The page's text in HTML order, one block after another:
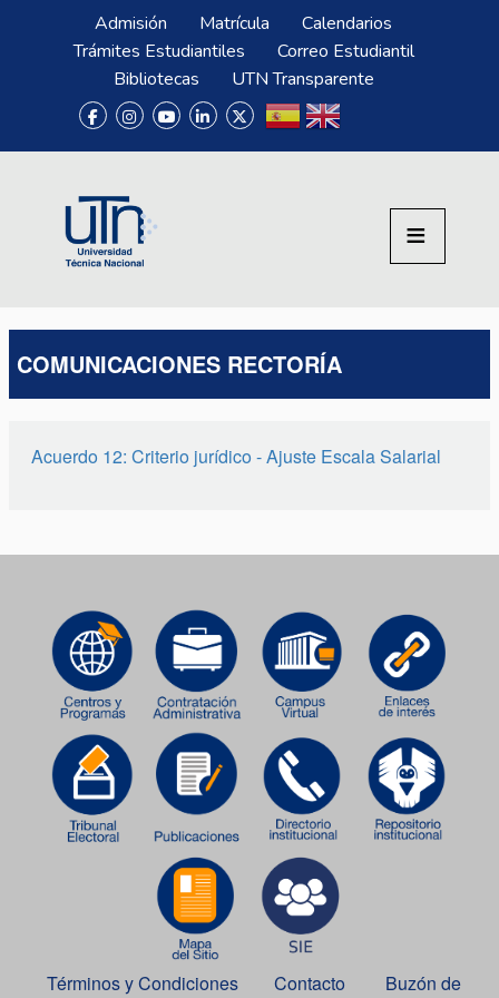
Pasar al contenido principal
Menú SuperiorAdmisión Matrícula
Calendarios
Trámites Estudiantiles
Correo Estudiantil
Bibliotecas
UTN Transparente
COMUNICACIONES RECTORÍA
Acuerdo 12: Criterio jurídico - Ajuste Escala Salarial
Términos y Condiciones Contacto
Buzón de